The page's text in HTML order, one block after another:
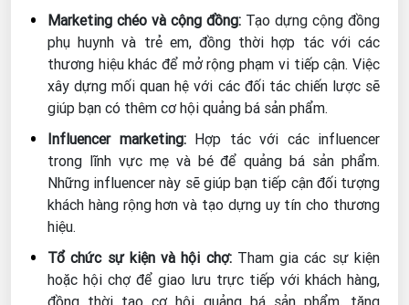
Marketing chéo và cộng đồng: Tạo dựng cộng đồng
phụ huynh và trẻ em, đồng thời hợp tác với các
thương hiệu khác để mở rộng phạm vi tiếp cận. Việc
xây dựng mối quan hệ với các đối tác chiến lược sẽ
giúp bạn có thêm cơ hội quảng bá sản phẩm.
Influencer marketing:Hợp tác với các influencer
trong lĩnh vực mẹ và bé để quảng bá sản phẩm.
Những influencer này sẽ giúp bạn tiếp cận đối tượng
khách hàng rộng hơn và tạo dựng uy tín cho thương
hiệu.
Tổ chức sự kiện và hội chợ:Tham gia các sự kiện
hoặc hội chợ để giao lưu trực tiếp với khách hàng,